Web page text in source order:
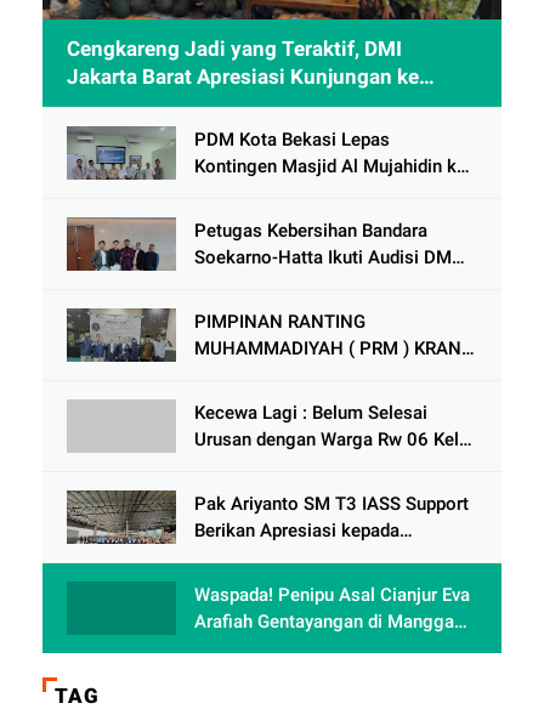
Cengkareng Jadi yang Teraktif, DMI
Jakarta Barat Apresiasi Kunjungan ke
Sheikh Zayed Solo
PDM Kota Bekasi Lepas
Kontingen Masjid Al Mujahidin ke
Petugas Kebersihan Bandara
Soekarno-Hatta Ikuti Audisi DMD
PIMPINAN RANTING
MUHAMMADIYAH ( PRM ) KRANJI
MUHAMMAdIYAH KE 113
Kecewa Lagi : Belum Selesai
Urusan dengan Warga Rw 06 Kel
di Duga Berulah lagi dengan
Pak Ariyanto SM T3 IASS Support
Berikan Apresiasi kepada
Terminal 3
Waspada! Penipu Asal Cianjur Eva
Arafiah Gentayangan di Mangga
Dua Square Jakarta
TAG